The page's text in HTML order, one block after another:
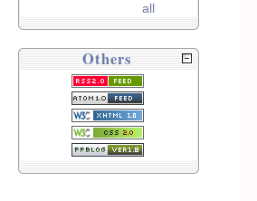
all
Others